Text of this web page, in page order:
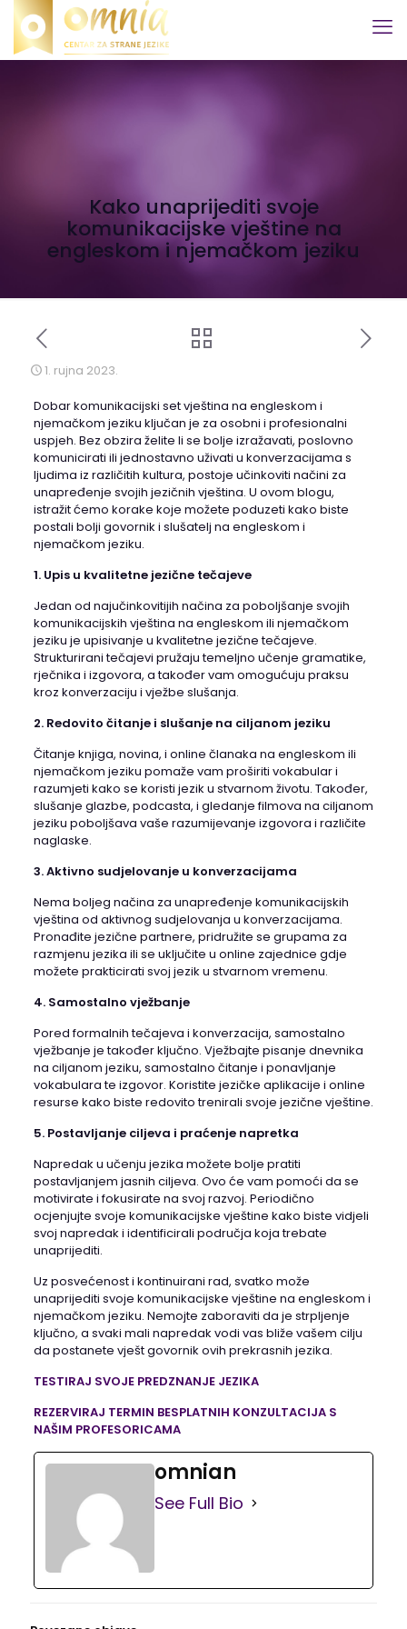
Kako unaprijediti svoje
komunikacijske vještine na
engleskom i njemačkom jeziku
1. rujna 2023.
Dobar komunikacijski set vještina na engleskom i
njemačkom jeziku ključan je za osobni i profesionalni
uspjeh. Bez obzira želite li se bolje izražavati, poslovno
komunicirati ili jednostavno uživati u konverzacijama s
ljudima iz različitih kultura, postoje učinkoviti načini za
unapređenje svojih jezičnih vještina. U ovom blogu,
istražit ćemo korake koje možete poduzeti kako biste
postali bolji govornik i slušatelj na engleskom i
njemačkom jeziku.
1. Upis u kvalitetne jezične tečajeve
Jedan od najučinkovitijih načina za poboljšanje svojih
komunikacijskih vještina na engleskom ili njemačkom
jeziku je upisivanje u kvalitetne jezične tečajeve.
Strukturirani tečajevi pružaju temeljno učenje gramatike,
rječnika i izgovora, a također vam omogućuju praksu
kroz konverzaciju i vježbe slušanja.
2. Redovito čitanje i slušanje na ciljanom jeziku
Čitanje knjiga, novina, i online članaka na engleskom ili
njemačkom jeziku pomaže vam proširiti vokabular i
razumjeti kako se koristi jezik u stvarnom životu. Također,
slušanje glazbe, podcasta, i gledanje filmova na ciljanom
jeziku poboljšava vaše razumijevanje izgovora i različite
naglaske.
3. Aktivno sudjelovanje u konverzacijama
Nema boljeg načina za unapređenje komunikacijskih
vještina od aktivnog sudjelovanja u konverzacijama.
Pronađite jezične partnere, pridružite se grupama za
razmjenu jezika ili se uključite u online zajednice gdje
možete prakticirati svoj jezik u stvarnom vremenu.
4. Samostalno vježbanje
Pored formalnih tečajeva i konverzacija, samostalno
vježbanje je također ključno. Vježbajte pisanje dnevnika
na ciljanom jeziku, samostalno čitanje i ponavljanje
vokabulara te izgovor. Koristite jezičke aplikacije i online
resurse kako biste redovito trenirali svoje jezične vještine.
5. Postavljanje ciljeva i praćenje napretka
Napredak u učenju jezika možete bolje pratiti
postavljanjem jasnih ciljeva. Ovo će vam pomoći da se
motivirate i fokusirate na svoj razvoj. Periodično
ocjenjujte svoje komunikacijske vještine kako biste vidjeli
svoj napredak i identificirali područja koja trebate
unaprijediti.
Uz posvećenost i kontinuirani rad, svatko može
unaprijediti svoje komunikacijske vještine na engleskom i
njemačkom jeziku. Nemojte zaboraviti da je strpljenje
ključno, a svaki mali napredak vodi vas bliže vašem cilju
da postanete vješt govornik ovih prekrasnih jezika.
TESTIRAJ SVOJE PREDZNANJE JEZIKA
REZERVIRAJ TERMIN BESPLATNIH KONZULTACIJA S
NAŠIM PROFESORICAMA
omnian
See Full Bio